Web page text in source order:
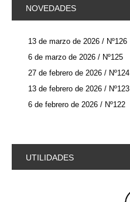
NOVEDADES
13 de marzo de 2026 / Nº126
6 de marzo de 2026 / Nº125
27 de febrero de 2026 / Nº124
13 de febrero de 2026 / Nº123
6 de febrero de 2026 / Nº122
UTILIDADES